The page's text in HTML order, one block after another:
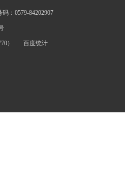
码：0579-84202907
） 百度统计